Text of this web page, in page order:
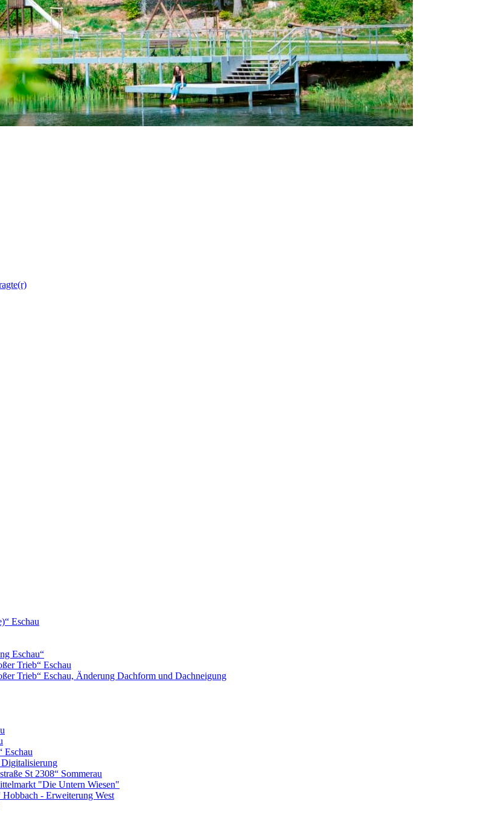
Eschau
Eschau“
Trieb“ Eschau
Trieb“ Eschau, Änderung Dachform und Dachneigung
Eschau
St 2308“ Sommerau
"Die Untern Wiesen"
- Erweiterung West